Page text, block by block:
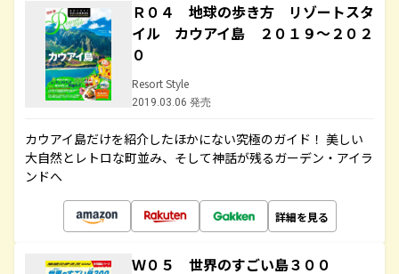
Ｒ０４ 地球の歩き方 リゾートスタ
イル カウアイ島 ２０１９～２０２
０
Resort Style
2019.03.06 発売
カウアイ島だけを紹介したほかにない究極のガイド！ 美しい
大自然とレトロな町並み、そして神話が残るガーデン・アイラ
ンドへ
詳細を見る
Ｗ０５ 世界のすごい島３００